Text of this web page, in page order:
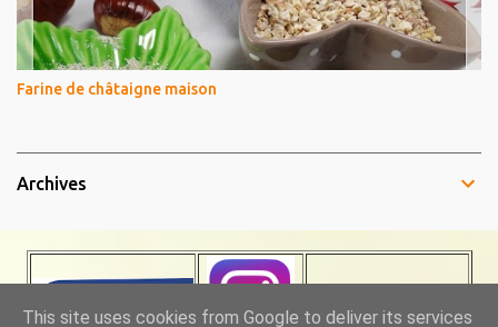
Farine de châtaigne maison
Archives
This site uses cookies from Google to deliver its services